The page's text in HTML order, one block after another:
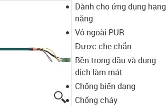
igus-icon-lupe
Dành cho ứng dụng hạng
nặng
Vỏ ngoài PUR
Được che chắn
Bền trong dầu và dung
dịch làm mát
Chống biến dạng
Chống cháy